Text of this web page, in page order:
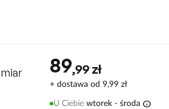
89,99 zł
+ dostawa od 9,99 zł
U Ciebie wtorek - środa info